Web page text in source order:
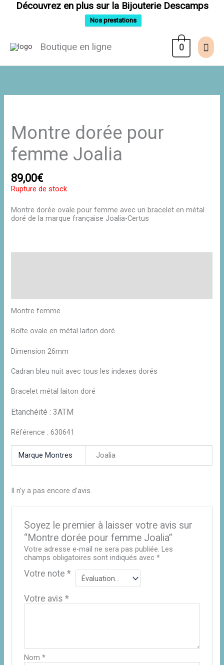
Découvrez en plus sur la Bijouterie Descamps
Nos prestations
Boutique en ligne 0
Montre dorée pour
femme Joalia
89,00€
Rupture de stock
Montre dorée ovale pour femme avec un bracelet en métal
doré de la marque française Joalia-Certus
Montre femme
Boîte ovale en métal laiton doré
Dimension 26mm
Cadran bleu nuit avec tous les indexes dorés
Bracelet métal laiton doré
Etanchéité : 3ATM
Référence : 630641
Marque Montres Joalia
Il n’y a pas encore d’avis.
Soyez le premier à laisser votre avis sur
“Montre dorée pour femme Joalia”
Votre adresse e-mail ne sera pas publiée. Les
champs obligatoires sont indiqués avec *
Votre note *
Votre avis *
Nom *